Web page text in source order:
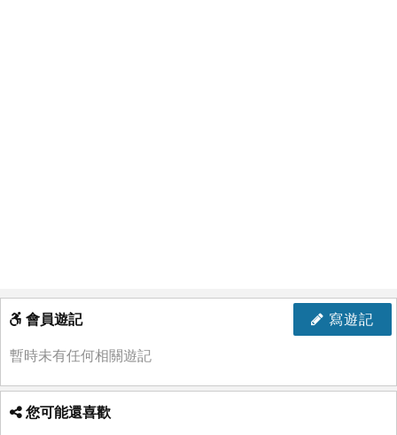
寫遊記
會員遊記
暫時未有任何相關遊記
您可能還喜歡